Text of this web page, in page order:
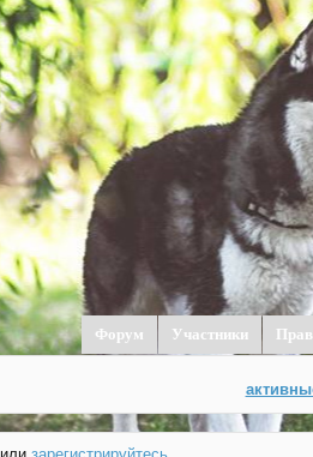
Форум Участники